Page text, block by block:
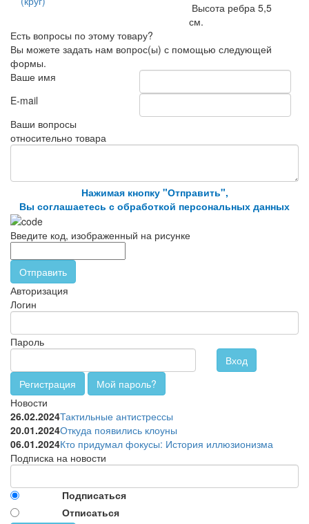
Высота ребра 5,5
см.
Есть вопросы по этому товару?
Вы можете задать нам вопрос(ы) с помощью следующей
формы.
Ваше имя
E-mail
Ваши вопросы
относительно товара
Нажимая кнопку "Отправить",
Вы соглашаетесь с обработкой персональных данных
Введите код, изображенный на рисунке
Отправить
Авторизация
Логин
Пароль
Вход
Регистрация
Мой пароль?
Новости
26.02.2024Тактильные антистрессы
20.01.2024Откуда появились клоуны
06.01.2024Кто придумал фокусы: История иллюзионизма
Подписка на новости
Подписаться
Отписаться